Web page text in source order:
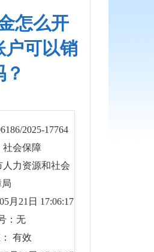
怎么开
户可以销
？
2025-17764
社会保障
力资源和社会
月21日 17:06:17
无
有效